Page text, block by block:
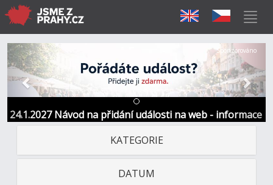
24.1.2027 Návod na přidání události na web - informace
a kontakt
Předchozí Další
Sponzorováno
KATEGORIE
DATUM